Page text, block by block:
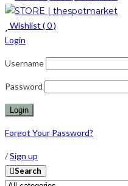
Wishlist (0)
Login
Username
Password
Forgot Your Password?
/Sign up
Search